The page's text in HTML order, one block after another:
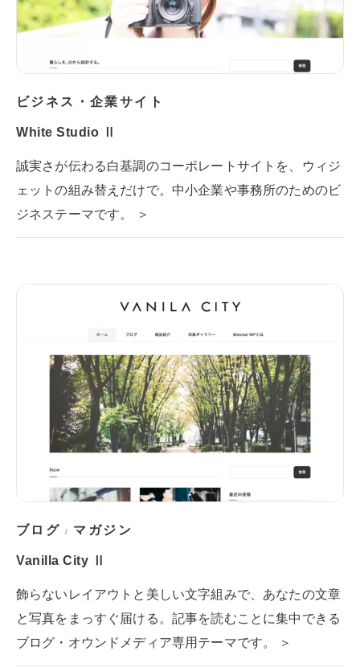
ビジネス・企業サイト
White Studio Ⅱ
誠実さが伝わる白基調のコーポレートサイトを、ウィジ
ェットの組み替えだけで。中小企業や事務所のためのビ
ジネステーマです。 ＞
ブログ / マガジン
Vanilla City Ⅱ
飾らないレイアウトと美しい文字組みで、あなたの文章
と写真をまっすぐ届ける。記事を読むことに集中できる
ブログ・オウンドメディア専用テーマです。 ＞